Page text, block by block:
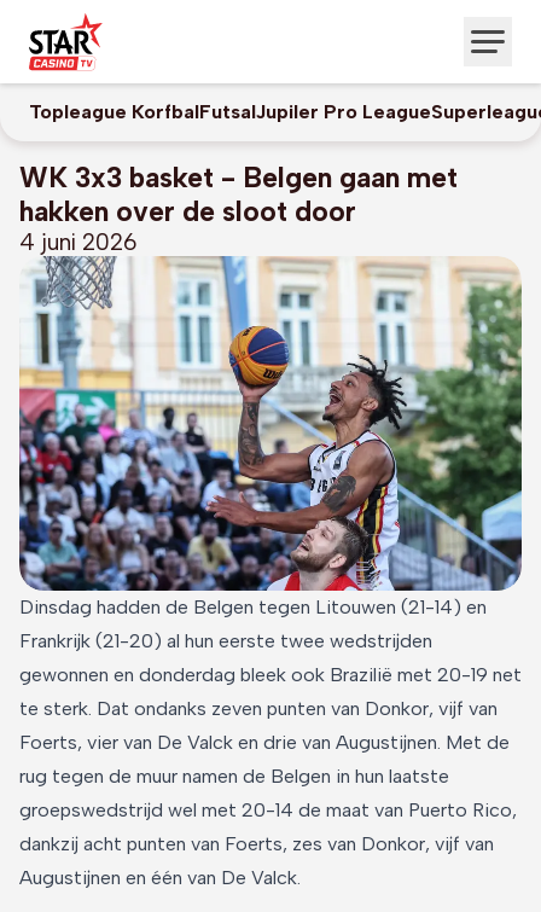
Topleague KorfbalFutsalJupiler Pro League
WK 3x3 basket - Belgen gaan met
hakken over de sloot door
4 juni 2026
Dinsdag hadden de Belgen tegen Litouwen (21-14) en
Frankrijk (21-20) al hun eerste twee wedstrijden
gewonnen en donderdag bleek ook Brazilië met 20-19 net
te sterk. Dat ondanks zeven punten van Donkor, vijf van
Foerts, vier van De Valck en drie van Augustijnen. Met de
rug tegen de muur namen de Belgen in hun laatste
groepswedstrijd wel met 20-14 de maat van Puerto Rico,
dankzij acht punten van Foerts, zes van Donkor, vijf van
Augustijnen en één van De Valck.